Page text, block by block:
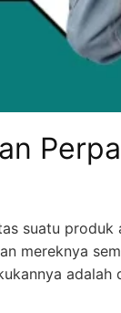
suatu
mereknya
adalah